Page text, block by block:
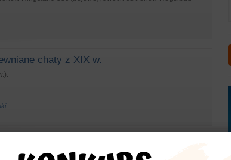
chaty z XIX w.